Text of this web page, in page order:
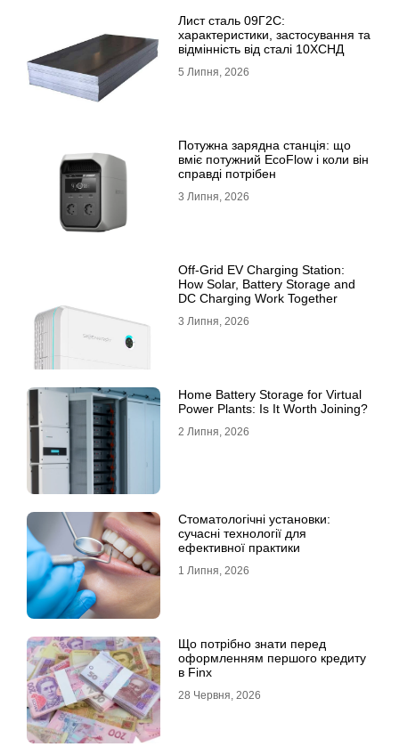
Лист сталь 09Г2С:
характеристики, застосування та
відмінність від сталі 10ХСНД
5 Липня, 2026
Потужна зарядна станція: що
вміє потужний EcoFlow і коли він
справді потрібен
3 Липня, 2026
Off-Grid EV Charging Station:
How Solar, Battery Storage and
DC Charging Work Together
3 Липня, 2026
Home Battery Storage for Virtual
Power Plants: Is It Worth Joining?
2 Липня, 2026
Стоматологічні установки:
сучасні технології для
ефективної практики
1 Липня, 2026
Що потрібно знати перед
оформленням першого кредиту
в Finx
28 Червня, 2026